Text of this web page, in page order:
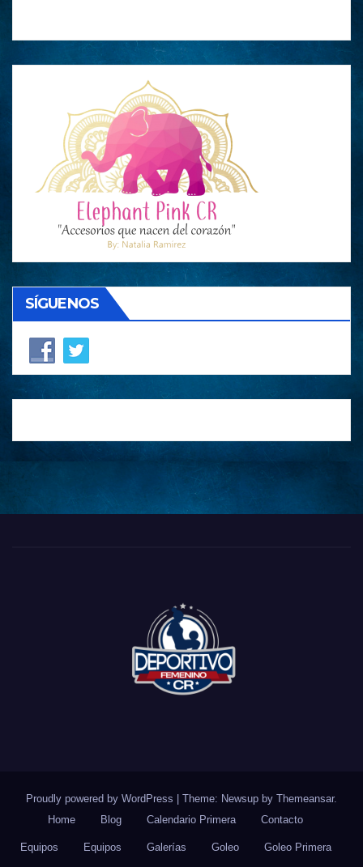
SÍGUENOS
Proudly powered by WordPress | Theme: Newsup by Themeansar.
Home
Blog Calendario Primera Contacto
Equipos Equipos Galerías Goleo Goleo Primera